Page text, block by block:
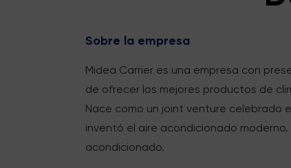
Sobre la empresa
Midea Carrier es una empresa con
de ofrecer los mejores productos de
Nace como un joint venture celebrado
inventó el aire acondicionado
acondicionado.